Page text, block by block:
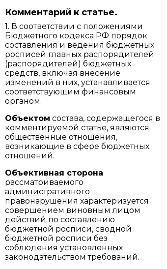
Комментарий к статье.
1. В соответствии с положениями
Бюджетного кодекса РФ порядок
составления и ведения бюджетных
росписей главных распорядителей
(распорядителей) бюджетных
средств, включая внесение
изменений в них, устанавливается
соответствующим финансовым
органом.
Объектом состава, содержащегося в
комментируемой статье, являются
общественные отношения,
возникающие в сфере бюджетных
отношений.
Объективная сторона
рассматриваемого
административного
правонарушения характеризуется
совершением виновным лицом
действий по составлению
бюджетной росписи, сводной
бюджетной росписи без
соблюдения установленных
законодательством требований.